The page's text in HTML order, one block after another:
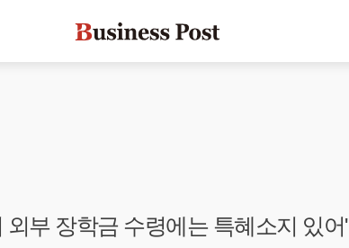
외부 장학금 수령에는 특혜소지 있어